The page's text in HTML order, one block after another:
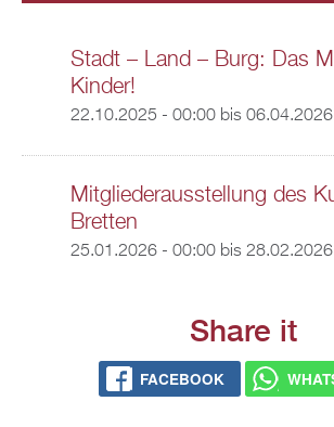
Stadt – Land – Burg: Das
Kinder!
22.10.2025 - 00:00bis
Mitgliederausstellung des
Bretten
25.01.2026 - 00:00bis
Share it
FACEBOOK